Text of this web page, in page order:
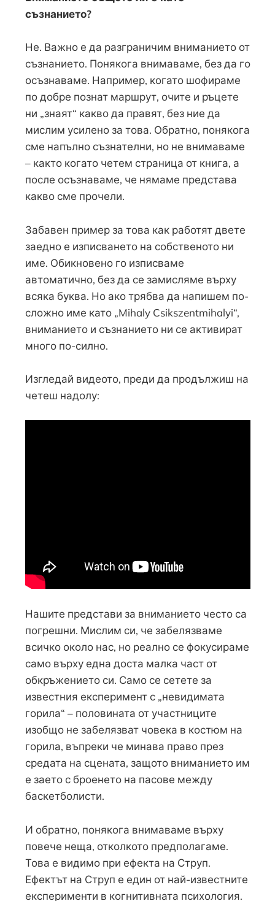
съзнанието?
Не. Важно е да разграничим вниманието от
съзнанието. Понякога внимаваме, без да го
осъзнаваме. Например, когато шофираме
по добре познат маршрут, очите и ръцете
ни „знаят“ какво да правят, без ние да
мислим усилено за това. Обратно, понякога
сме напълно съзнателни, но не внимаваме
– както когато четем страница от книга, а
после осъзнаваме, че нямаме представа
какво сме прочели.
Забавен пример за това как работят двете
заедно е изписването на собственото ни
име. Обикновено го изписваме
автоматично, без да се замисляме върху
всяка буква. Но ако трябва да напишем по-
сложно име като „Mihaly Csikszentmihalyi“,
вниманието и съзнанието ни се активират
много по-силно.
Изгледай видеото, преди да продължиш на
четеш надолу:
Нашите представи за вниманието често са
погрешни. Мислим си, че забелязваме
всичко около нас, но реално се фокусираме
само върху една доста малка част от
обкръжението си. Само се сетете за
известния експеримент с „невидимата
горила“ – половината от участниците
изобщо не забелязват човека в костюм на
горила, въпреки че минава право през
средата на сцената, защото вниманието им
е заето с броенето на пасове между
баскетболисти.
И обратно, понякога внимаваме върху
повече неща, отколкото предполагаме.
Това е видимо при ефекта на Струп.
Ефектът на Струп е един от най-известните
експерименти в когнитивната психология.